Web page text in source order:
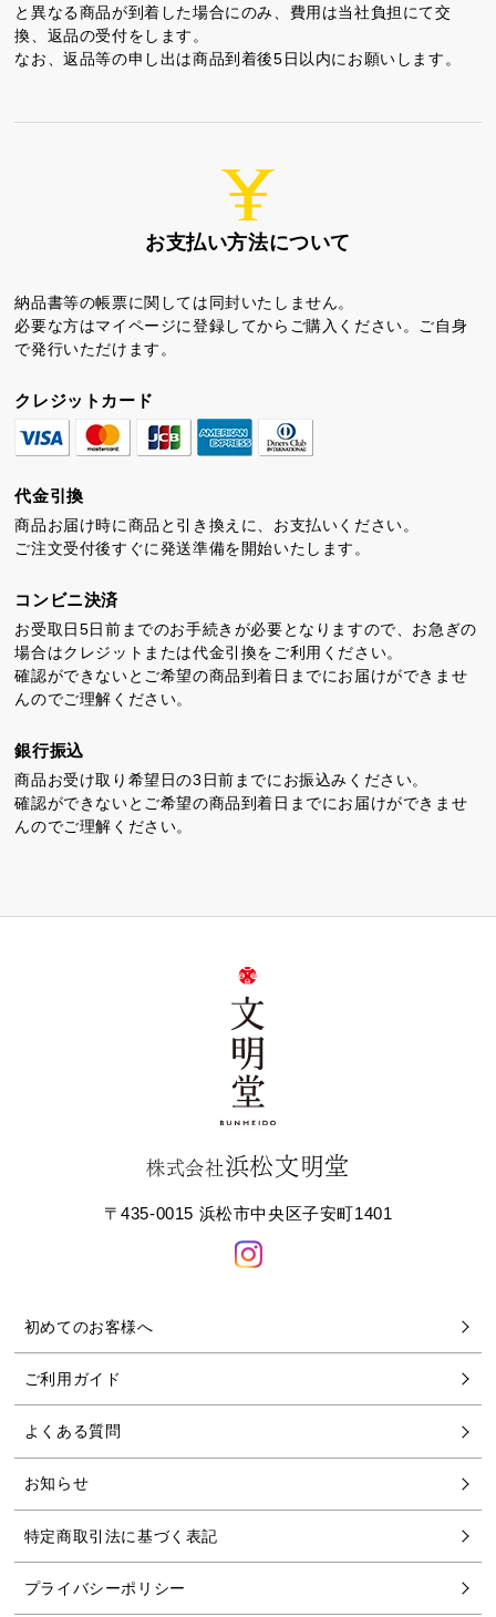
ちゃころん お茶の子
茶どころ
プライバシーポリシー
特定商取引法に基づく表記
と異なる商品が到着した場合にのみ、費用は当社負担にて交
換、返品の受付をします。
なお、返品等の申し出は商品到着後5日以内にお願いします。
お支払い方法について
納品書等の帳票に関しては同封いたしません。
必要な方はマイページに登録してからご購入ください。ご自身
で発行いただけます。
クレジットカード
代金引換
商品お届け時に商品と引き換えに、お支払いください。
ご注文受付後すぐに発送準備を開始いたします。
コンビニ決済
お受取日5日前までのお手続きが必要となりますので、お急ぎの
場合はクレジットまたは代金引換をご利用ください。
確認ができないとご希望の商品到着日までにお届けができませ
んのでご理解ください。
銀行振込
商品お受け取り希望日の3日前までにお振込みください。
確認ができないとご希望の商品到着日までにお届けができませ
んのでご理解ください。
株式会社浜松文明堂
〒435-0015 浜松市中央区子安町1401
初めてのお客様へ
ご利用ガイド
よくある質問
お知らせ
特定商取引法に基づく表記
プライバシーポリシー